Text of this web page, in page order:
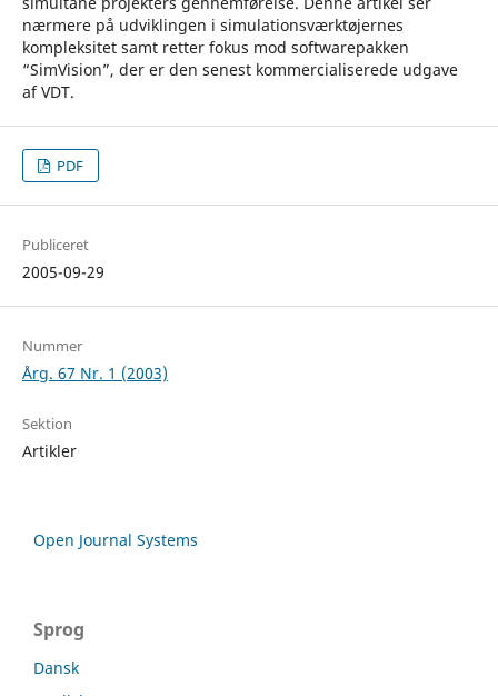
nærmere på udviklingen i simulationsværktøjernes
kompleksitet samt retter fokus mod softwarepakken
“SimVision”, der er den senest kommercialiserede udgave
af VDT.
PDF
Publiceret
2005-09-29
Nummer
Årg. 67 Nr. 1 (2003)
Sektion
Artikler
Open Journal Systems
Sprog
Dansk